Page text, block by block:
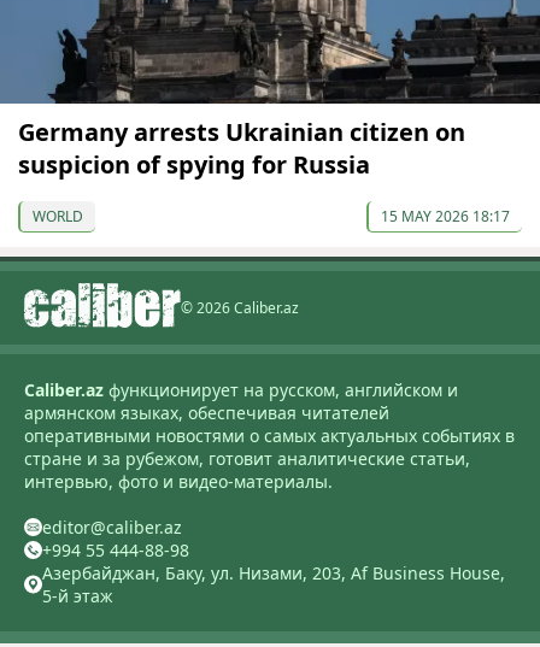
Germany arrests Ukrainian citizen on
suspicion of spying for Russia
WORLD 15 MAY 2026 18:17
© 2026 Caliber.az
Caliber.az функционирует на русском, английском и
армянском языках, обеспечивая читателей
оперативными новостями о самых актуальных событиях в
стране и за рубежом, готовит аналитические статьи,
интервью, фото и видео-материалы.
editor@caliber.az
+994 55 444-88-98
Азербайджан, Баку, ул. Низами, 203, Af Business House,
5-й этаж